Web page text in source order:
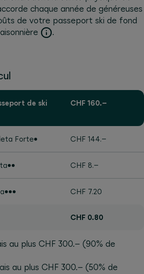
chaque année de généreuses
de votre passeport ski de fond
.
de ski
CHF 160.–
Forte• CHF 144.–
CHF 8.–
CHF 7.20
CHF 0.80
au plus CHF 300.– (90% de
au plus CHF 300.– (50% de